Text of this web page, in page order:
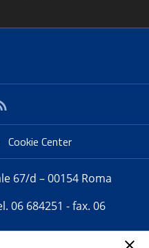
Cookie Center
67/d – 00154 Roma
06 684251 - fax. 06